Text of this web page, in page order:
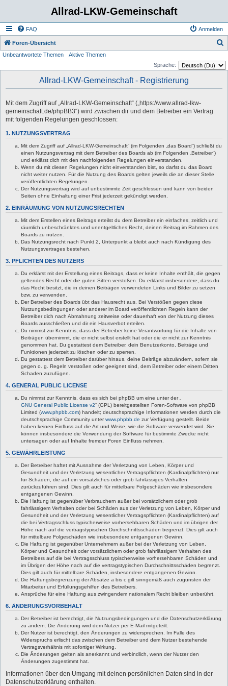
Allrad-LKW-Gemeinschaft
FAQ Anmelden
Foren-Übersicht
Unbeantwortete Themen
Aktive Themen
Sprache:
Allrad-LKW-Gemeinschaft - Registrierung
Mit dem Zugriff auf „Allrad-LKW-Gemeinschaft“ („https://www.allrad-lkw-
gemeinschaft.de/phpBB3“) wird zwischen dir und dem Betreiber ein Vertrag
mit folgenden Regelungen geschlossen:
1. NUTZUNGSVERTRAG
Mit dem Zugriff auf „Allrad-LKW-Gemeinschaft“ (im Folgenden „das Board“) schließt du
einen Nutzungsvertrag mit dem Betreiber des Boards ab (im Folgenden „Betreiber“)
und erklärst dich mit den nachfolgenden Regelungen einverstanden.
Wenn du mit diesen Regelungen nicht einverstanden bist, so darfst du das Board
nicht weiter nutzen. Für die Nutzung des Boards gelten jeweils die an dieser Stelle
veröffentlichten Regelungen.
Der Nutzungsvertrag wird auf unbestimmte Zeit geschlossen und kann von beiden
Seiten ohne Einhaltung einer Frist jederzeit gekündigt werden.
2. EINRÄUMUNG VON NUTZUNGSRECHTEN
Mit dem Erstellen eines Beitrags erteilst du dem Betreiber ein einfaches, zeitlich und
räumlich unbeschränktes und unentgeltliches Recht, deinen Beitrag im Rahmen des
Boards zu nutzen.
Das Nutzungsrecht nach Punkt 2, Unterpunkt a bleibt auch nach Kündigung des
Nutzungsvertrages bestehen.
3. PFLICHTEN DES NUTZERS
Du erklärst mit der Erstellung eines Beitrags, dass er keine Inhalte enthält, die gegen
geltendes Recht oder die guten Sitten verstoßen. Du erklärst insbesondere, dass du
das Recht besitzt, die in deinen Beiträgen verwendeten Links und Bilder zu setzen
bzw. zu verwenden.
Der Betreiber des Boards übt das Hausrecht aus. Bei Verstößen gegen diese
Nutzungsbedingungen oder anderer im Board veröffentlichten Regeln kann der
Betreiber dich nach Abmahnung zeitweise oder dauerhaft von der Nutzung dieses
Boards ausschließen und dir ein Hausverbot erteilen.
Du nimmst zur Kenntnis, dass der Betreiber keine Verantwortung für die Inhalte von
Beiträgen übernimmt, die er nicht selbst erstellt hat oder die er nicht zur Kenntnis
genommen hat. Du gestattest dem Betreiber, dein Benutzerkonto, Beiträge und
Funktionen jederzeit zu löschen oder zu sperren.
Du gestattest dem Betreiber darüber hinaus, deine Beiträge abzuändern, sofern sie
gegen o. g. Regeln verstoßen oder geeignet sind, dem Betreiber oder einem Dritten
Schaden zuzufügen.
4. GENERAL PUBLIC LICENSE
Du nimmst zur Kenntnis, dass es sich bei phpBB um eine unter der „
GNU General Public License v2“ (GPL) bereitgestellten Foren-Software von phpBB
Limited (www.phpbb.com) handelt; deutschsprachige Informationen werden durch die
deutschsprachige Community unterwww.phpbb.de zur Verfügung gestellt. Beide
haben keinen Einfluss auf die Art und Weise, wie die Software verwendet wird. Sie
können insbesondere die Verwendung der Software für bestimmte Zwecke nicht
untersagen oder auf Inhalte fremder Foren Einfluss nehmen.
5. GEWÄHRLEISTUNG
Der Betreiber haftet mit Ausnahme der Verletzung von Leben, Körper und
Gesundheit und der Verletzung wesentlicher Vertragspflichten (Kardinalpflichten) nur
für Schäden, die auf ein vorsätzliches oder grob fahrlässiges Verhalten
zurückzuführen sind. Dies gilt auch für mittelbare Folgeschäden wie insbesondere
entgangenen Gewinn.
Die Haftung ist gegenüber Verbrauchern außer bei vorsätzlichem oder grob
fahrlässigem Verhalten oder bei Schäden aus der Verletzung von Leben, Körper und
Gesundheit und der Verletzung wesentlicher Vertragspflichten (Kardinalpflichten) auf
die bei Vertragsschluss typischerweise vorhersehbaren Schäden und im übrigen der
Höhe nach auf die vertragstypischen Durchschnittsschäden begrenzt. Dies gilt auch
für mittelbare Folgeschäden wie insbesondere entgangenen Gewinn.
Die Haftung ist gegenüber Unternehmern außer bei der Verletzung von Leben,
Körper und Gesundheit oder vorsätzlichem oder grob fahrlässigem Verhalten des
Betreibers auf die bei Vertragsschluss typischerweise vorhersehbaren Schäden und
im Übrigen der Höhe nach auf die vertragstypischen Durchschnittsschäden begrenzt.
Dies gilt auch für mittelbare Schäden, insbesondere entgangenen Gewinn.
Die Haftungsbegrenzung der Absätze a bis c gilt sinngemäß auch zugunsten der
Mitarbeiter und Erfüllungsgehilfen des Betreibers.
Ansprüche für eine Haftung aus zwingendem nationalem Recht bleiben unberührt.
6. ÄNDERUNGSVORBEHALT
Der Betreiber ist berechtigt, die Nutzungsbedingungen und die Datenschutzerklärung
zu ändern. Die Änderung wird dem Nutzer per E-Mail mitgeteilt.
Der Nutzer ist berechtigt, den Änderungen zu widersprechen. Im Falle des
Widerspruchs erlischt das zwischen dem Betreiber und dem Nutzer bestehende
Vertragsverhältnis mit sofortiger Wirkung.
Die Änderungen gelten als anerkannt und verbindlich, wenn der Nutzer den
Änderungen zugestimmt hat.
Informationen über den Umgang mit deinen persönlichen Daten sind in der
Datenschutzerklärung enthalten.